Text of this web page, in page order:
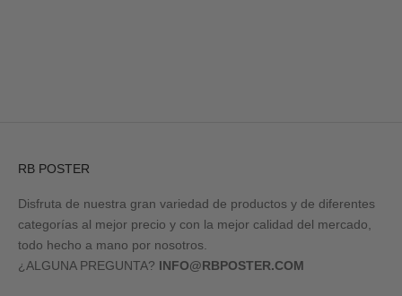
RB POSTER
Disfruta de nuestra gran variedad de productos y de diferentes
categorías al mejor precio y con la mejor calidad del mercado,
todo hecho a mano por nosotros.
¿ALGUNA PREGUNTA? INFO@RBPOSTER.COM